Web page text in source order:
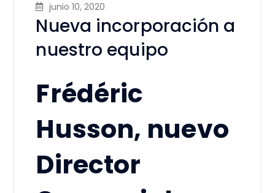
junio 10, 2020
Nueva incorporación a
nuestro equipo
Frédéric
Husson, nuevo
Director